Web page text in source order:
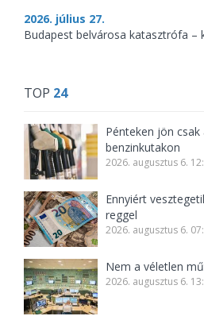
2026. július 27.
Budapest belvárosa katasztrófa –
TOP 24
Pénteken jön csak
benzinkutakon
2026. augusztus 6.
Ennyiért
reggel
2026. augusztus 6.
Nem a véletlen
2026. augusztus 6.